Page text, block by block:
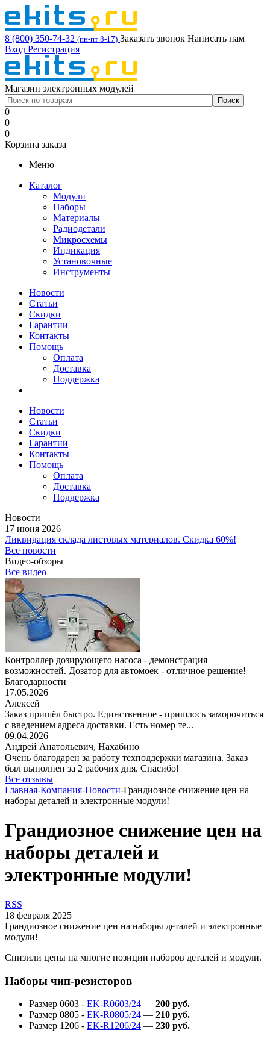
8 (800) 350-74-32 (пн-пт 8-17) Заказать звонок Написать нам
Вход Регистрация
Магазин электронных модулей
0
0
0
Корзина заказа
Меню
Каталог
Модули
Наборы
Материалы
Радиодетали
Микросхемы
Индикация
Установочные
Инструменты
Новости
Статьи
Скидки
Гарантии
Контакты
Помощь
Оплата
Доставка
Поддержка
Новости
Статьи
Скидки
Гарантии
Контакты
Помощь
Оплата
Доставка
Поддержка
Новости
17 июня 2026
Ликвидация склада листовых материалов. Скидка 60%!
Все новости
Видео-обзоры
Все видео
Контроллер дозирующего насоса - демонстрация
возможностей. Дозатор для автомоек - отличное решение!
Благодарности
17.05.2026
Алексей
Заказ пришёл быстро. Единственное - пришлось заморочиться
с введением адреса доставки. Есть номер те...
09.04.2026
Андрей Анатольевич, Нахабино
Очень благодарен за работу техподдержки магазина. Заказ
был выполнен за 2 рабочих дня. Спасибо!
Все отзывы
Главная-Компания-Новости-Грандиозное снижение цен на
наборы деталей и электронные модули!
Грандиозное снижение цен на
наборы деталей и
электронные модули!
RSS
18 февраля 2025
Грандиозное снижение цен на наборы деталей и электронные
модули!
Снизили цены на многие позиции наборов деталей и модули.
Наборы чип-резисторов
Размер 0603 - EK-R0603/24 — 200 руб.
Размер 0805 - EK-R0805/24 — 210 руб.
Размер 1206 - EK-R1206/24 — 230 руб.